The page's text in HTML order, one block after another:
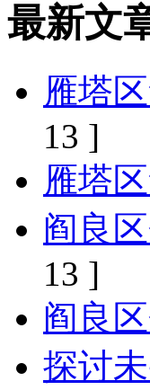
最新文
雁塔
13 ]
雁塔
阎良
13 ]
阎良
探讨